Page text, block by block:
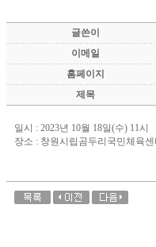
글쓴이
이메일
홈페이지
제목
일시 : 2023년 10월 18일(수) 11시
장소 : 창원시립곰두리국민체육